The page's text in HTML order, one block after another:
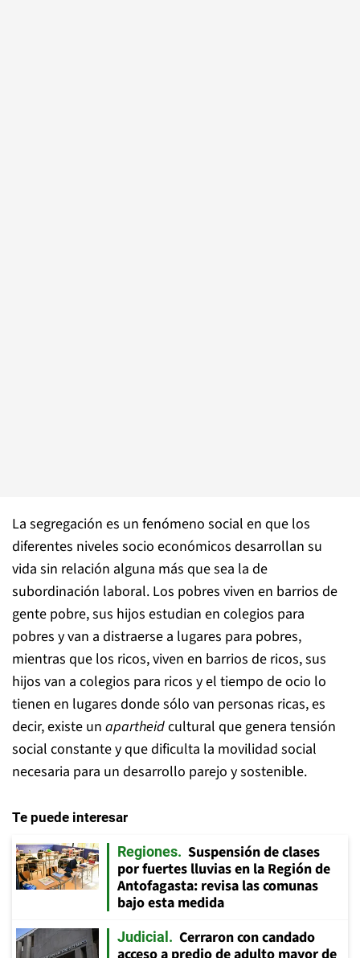
La segregación es un fenómeno social en que los
diferentes niveles socio económicos desarrollan su
vida sin relación alguna más que sea la de
subordinación laboral. Los pobres viven en barrios de
gente pobre, sus hijos estudian en colegios para
pobres y van a distraerse a lugares para pobres,
mientras que los ricos, viven en barrios de ricos, sus
hijos van a colegios para ricos y el tiempo de ocio lo
tienen en lugares donde sólo van personas ricas, es
decir, existe un apartheidcultural que genera tensión
social constante y que dificulta la movilidad social
necesaria para un desarrollo parejo y sostenible.
Te puede interesar
Regiones
Suspensión de clases
por fuertes lluvias en la Región de
Antofagasta: revisa las comunas
bajo esta medida
Judicial
Cerraron con candado